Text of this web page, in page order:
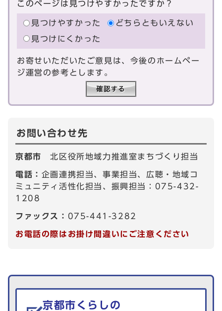
このページは見つけやすかったですか？
見つけやすかった
どちらともいえない
見つけにくかった
お寄せいただいたご意見は、今後のホームペー
ジ運営の参考とします。
お問い合わせ先
京都市北区役所地域力推進室まちづくり担当
電話： 企画連携担当、事業担当、広聴・地域コ
ミュニティ活性化担当、振興担当：075-432-
1208
ファックス： 075-441-3282
お電話の際はお掛け間違いにご注意ください
生活情報を探す
京都市くらしの